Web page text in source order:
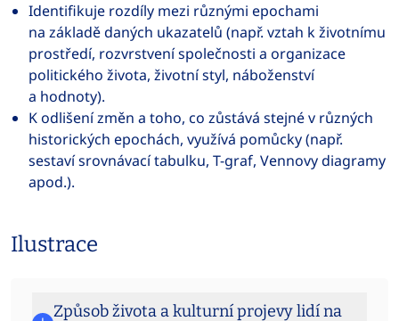
Identifikuje rozdíly mezi různými epochami
na základě daných ukazatelů (např. vztah k životnímu
prostředí, rozvrstvení společnosti a organizace
politického života, životní styl, náboženství
a hodnoty).
K odlišení změn a toho, co zůstává stejné v různých
historických epochách, využívá pomůcky (např.
sestaví srovnávací tabulku, T-graf, Vennovy diagramy
apod.).
Ilustrace
Způsob života a kulturní projevy lidí na